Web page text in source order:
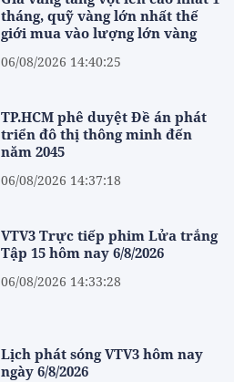
tháng, quỹ vàng lớn nhất thế
giới mua vào lượng lớn vàng
06/08/2026 14:40:25
TP.HCM phê duyệt Đề án phát
triển đô thị thông minh đến
năm 2045
06/08/2026 14:37:18
VTV3 Trực tiếp phim Lửa trắng
Tập 15 hôm nay 6/8/2026
06/08/2026 14:33:28
Lịch phát sóng VTV3 hôm nay
ngày 6/8/2026